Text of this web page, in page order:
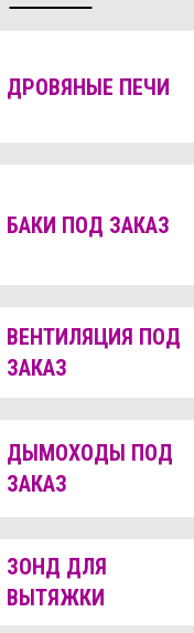
ДРОВЯНЫЕ ПЕЧИ
БАКИ ПОД ЗАКАЗ
ВЕНТИЛЯЦИЯ ПОД
ЗАКАЗ
ДЫМОХОДЫ ПОД
ЗАКАЗ
ЗОНД ДЛЯ
ВЫТЯЖКИ